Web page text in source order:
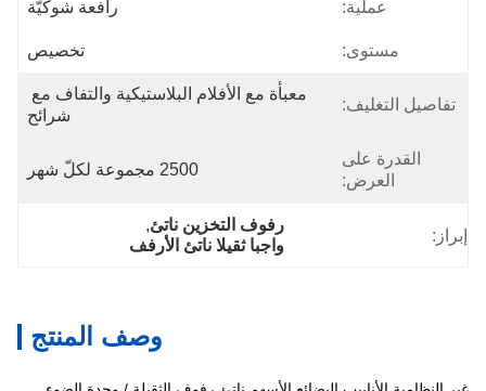
عملية: رافعة شوكيّة
مستوى: تخصيص
تفاصيل التغليف:
معبأة مع الأفلام البلاستيكية والتفاف مع
شرائح
القدرة على
العرض:
2500 مجموعة لكلّ شهر
إبراز:
رفوف التخزين ناتئ,
واجبا ثقيلا ناتئ الأرفف
وصف المنتج